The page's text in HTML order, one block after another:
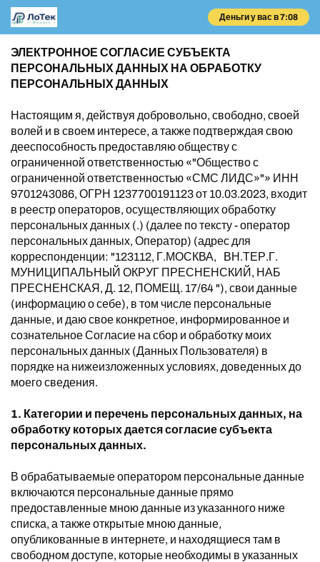
Деньги у вас в7:08
ЭЛЕКТРОННОЕ СОГЛАСИЕ СУБЪЕКТА
ПЕРСОНАЛЬНЫХ ДАННЫХ НА ОБРАБОТКУ
ПЕРСОНАЛЬНЫХ ДАННЫХ
Настоящим я, действуя добровольно, свободно, своей
волей и в своем интересе, а также подтверждая свою
дееспособность предоставляю обществу с
ограниченной ответственностью «"Общество с
ограниченной ответственностью «СМС ЛИДС»"» ИНН
9701243086, ОГРН 1237700191123 от 10.03.2023, входит
в реестр операторов, осуществляющих обработку
персональных данных (.) (далее по тексту - оператор
персональных данных, Оператор) (адрес для
корреспонденции: "123112, Г.МОСКВА, ВН.ТЕР.Г.
МУНИЦИПАЛЬНЫЙ ОКРУГ ПРЕСНЕНСКИЙ, НАБ
ПРЕСНЕНСКАЯ, Д. 12, ПОМЕЩ. 17/64 "), свои данные
(информацию о себе), в том числе персональные
данные, и даю свое конкретное, информированное и
сознательное Согласие на сбор и обработку моих
персональных данных (Данных Пользователя) в
порядке на нижеизложенных условиях, доведенных до
моего сведения.
1. Категории и перечень персональных данных, на
обработку которых дается согласие субъекта
персональных данных.
В обрабатываемые оператором персональные данные
включаются персональные данные прямо
предоставленные мною данные из указанного ниже
списка, а также открытые мною данные,
опубликованные в интернете, и находящиеся там в
свободном доступе, которые необходимы в указанных